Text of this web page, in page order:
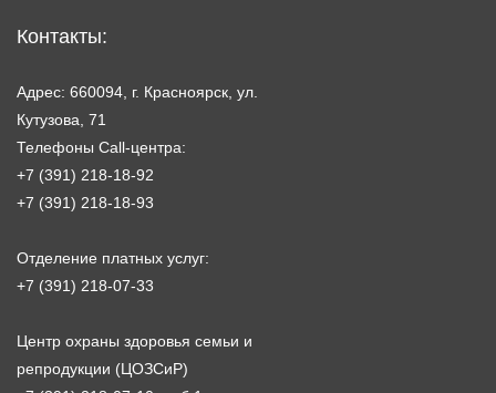
Контакты:
Адрес: 660094, г. Красноярск, ул.
Кутузова, 71
Телефоны Call-центра:
+7 (391) 218-18-92
+7 (391) 218-18-93
Отделение платных услуг:
+7 (391) 218-07-33
Центр охраны здоровья семьи и
репродукции (ЦОЗСиР)